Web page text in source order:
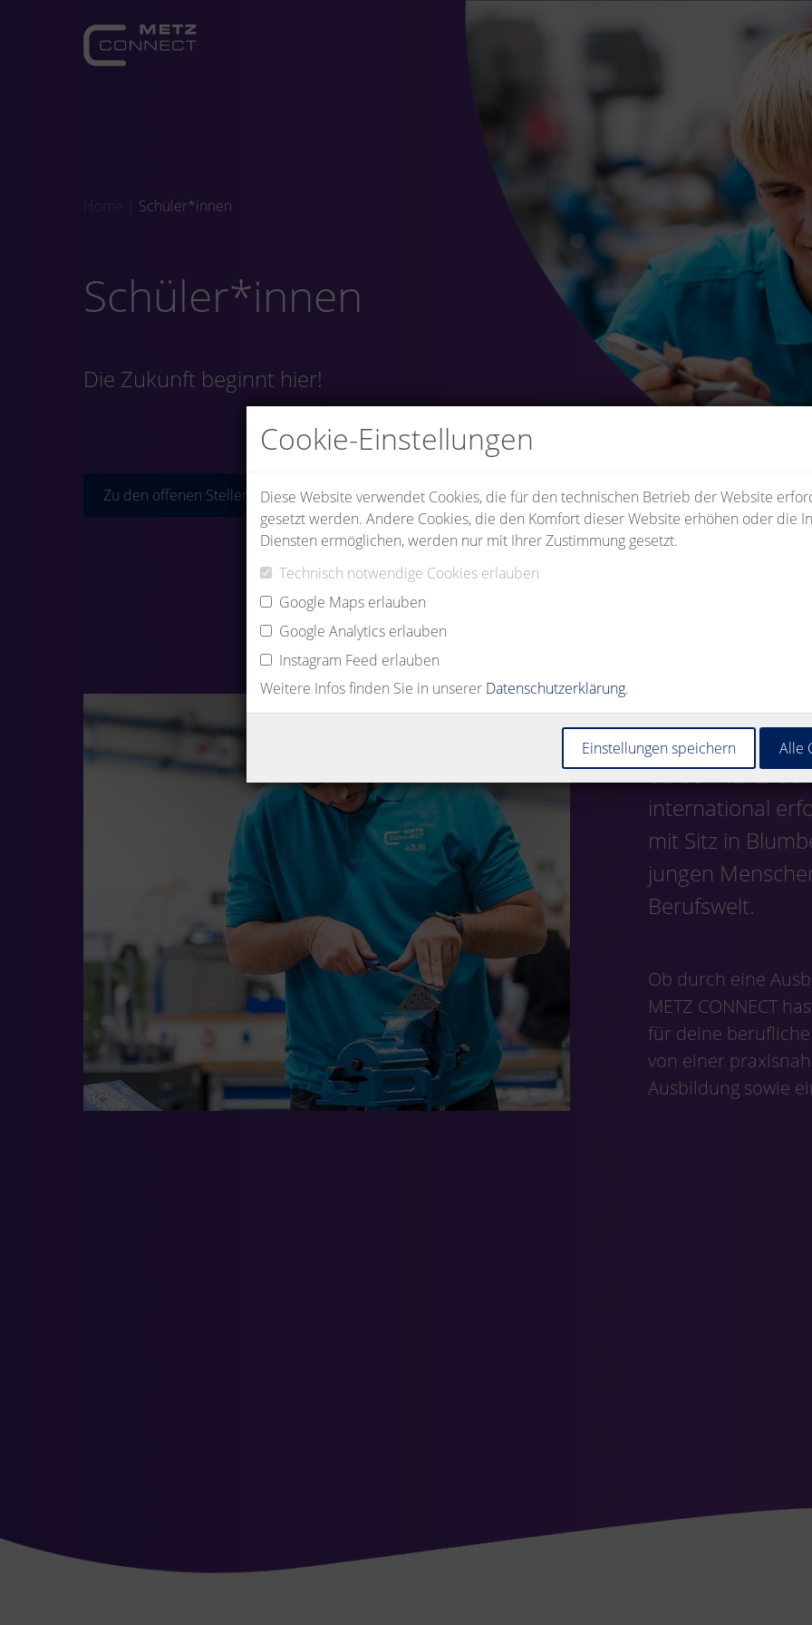
Schüler*innen
Schüler*innen
Die Zukunft beginnt hier!
Zu den offenen Stellen
Du bist
spannenden
du bei METZ
international
mit Sitz in
jungen
Berufswelt.
Ob durch eine
METZ CONNECT
für deine
von einer
Ausbildung sowie
Cookie-Einstellungen
Diese Website verwendet Cookies, die für den technischen Betrieb der Website
gesetzt werden. Andere Cookies, die den Komfort dieser Website erhöhen oder die
Diensten ermöglichen, werden nur mit Ihrer Zustimmung gesetzt.
Technisch notwendige Cookies erlauben
Google Maps erlauben
Google Analytics erlauben
Instagram Feed erlauben
Weitere Infos finden Sie in unserer Datenschutzerklärung.
Einstellungen speichern Alle